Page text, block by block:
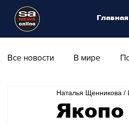
Все новости В мире
Общество Армия
Якопо
Наталья Щенникова /
Главная